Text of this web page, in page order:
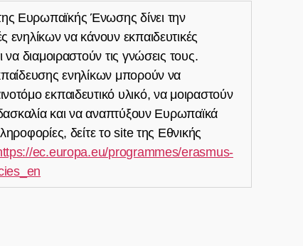
Ευρωπαϊκής Ένωσης δίνει την
ενηλίκων να κάνουν εκπαιδευτικές
να διαμοιραστούν τις γνώσεις τους.
ενηλίκων μπορούν να
εκπαιδευτικό υλικό, να μοιραστούν
και να αναπτύξουν Ευρωπαϊκά
δείτε το site της Εθνικής
ec.europa.eu/programmes/erasmus-